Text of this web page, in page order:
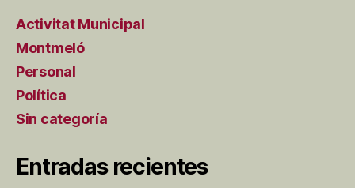
Activitat Municipal
Montmeló
Personal
Política
Sin categoría
Entradas recientes